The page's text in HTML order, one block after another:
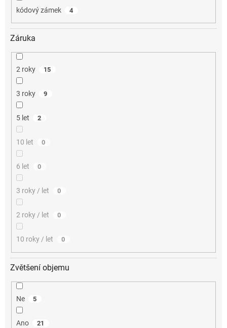
kódový zámek 4
Záruka
2 roky 15
3 roky 9
5 let 2
10 let 0
6 let 0
3 roky / let 0
2 roky / let 0
10 roky / let 0
Zvětšení objemu
Ne 5
Ano 21